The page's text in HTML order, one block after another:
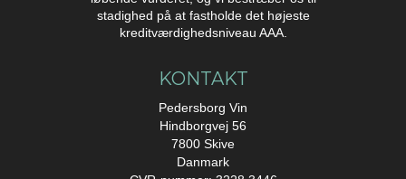
stadighed på at fastholde det højeste
kreditværdighedsniveau AAA.
KONTAKT
Pedersborg Vin
Hindborgvej 56
7800 Skive
Danmark